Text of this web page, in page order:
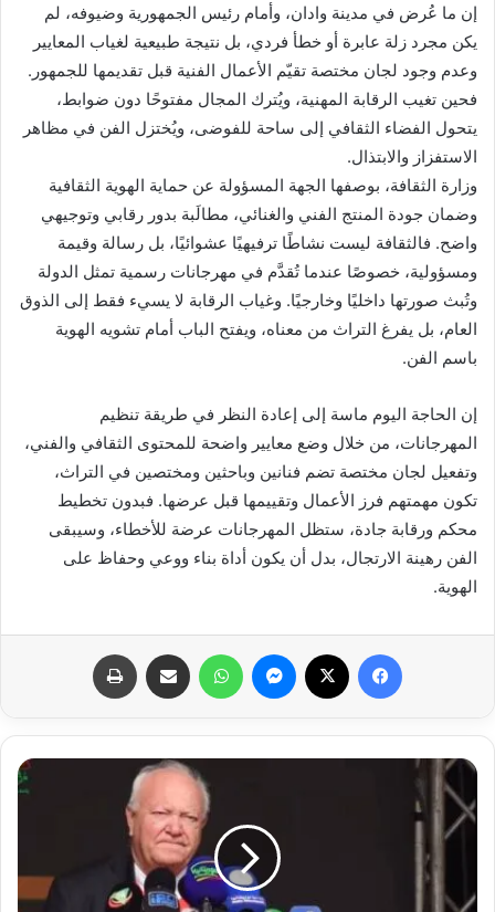
إن ما عُرض في مدينة وادان، وأمام رئيس الجمهورية وضيوفه، لم
يكن مجرد زلة عابرة أو خطأ فردي، بل نتيجة طبيعية لغياب المعايير
وعدم وجود لجان مختصة تقيّم الأعمال الفنية قبل تقديمها للجمهور.
فحين تغيب الرقابة المهنية، ويُترك المجال مفتوحًا دون ضوابط،
يتحول الفضاء الثقافي إلى ساحة للفوضى، ويُختزل الفن في مظاهر
الاستفزاز والابتذال.
وزارة الثقافة، بوصفها الجهة المسؤولة عن حماية الهوية الثقافية
وضمان جودة المنتج الفني والغنائي، مطالَبة بدور رقابي وتوجيهي
واضح. فالثقافة ليست نشاطًا ترفيهيًا عشوائيًا، بل رسالة وقيمة
ومسؤولية، خصوصًا عندما تُقدَّم في مهرجانات رسمية تمثل الدولة
وتُبث صورتها داخليًا وخارجيًا. وغياب الرقابة لا يسيء فقط إلى الذوق
العام، بل يفرغ التراث من معناه، ويفتح الباب أمام تشويه الهوية
باسم الفن.
إن الحاجة اليوم ماسة إلى إعادة النظر في طريقة تنظيم
المهرجانات، من خلال وضع معايير واضحة للمحتوى الثقافي والفني،
وتفعيل لجان مختصة تضم فنانين وباحثين ومختصين في التراث،
تكون مهمتهم فرز الأعمال وتقييمها قبل عرضها. فبدون تخطيط
محكم ورقابة جادة، ستظل المهرجانات عرضة للأخطاء، وسيبقى
الفن رهينة الارتجال، بدل أن يكون أداة بناء ووعي وحفاظ على
الهوية.
فيسبوك ماسنجر واتساب مشاركة عبر البريد